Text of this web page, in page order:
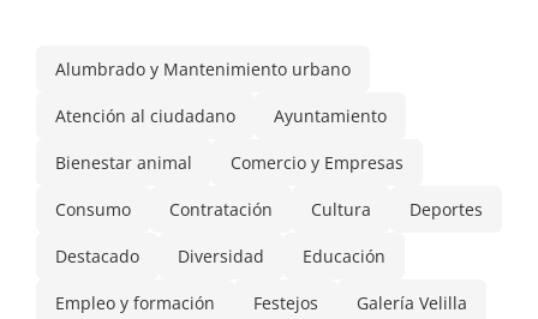
Alumbrado y Mantenimiento urbano
Atención al ciudadano Ayuntamiento
Bienestar animal Comercio y Empresas
Consumo Contratación Cultura Deportes
Destacado Diversidad Educación
Empleo y formación Festejos Galería Velilla